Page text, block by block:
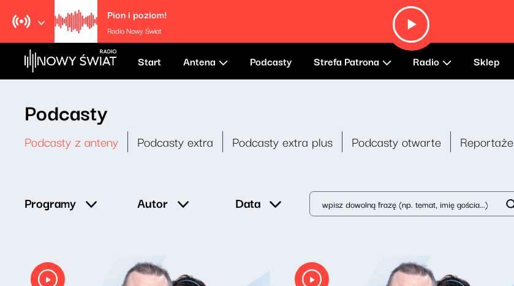
Pion i poziom!
Radio Nowy Świat
Start Antena Podcasty Strefa Patrona Radio Sklep
Podcasty
Podcasty z anteny Podcasty extra Podcasty extra plus Podcasty otwarte Reportaże
Programy Autor Data